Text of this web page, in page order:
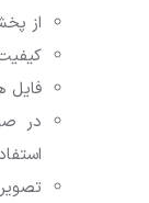
از
فایل
در